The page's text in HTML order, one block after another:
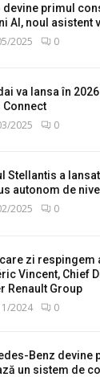
devine primul
AI, noul asistent
2025 0
va lansa în
Connect
2025 0
Stellantis a
autonom de
2025 0
zi respingem
Vincent, Chief
Renault Group
2024 0
Benz devine
un sistem de